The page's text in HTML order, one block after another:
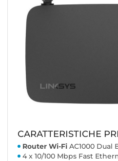
CARATTERISTICHE
Router Wi-Fi AC1000 Dual
4 x 10/100 Mbps Fast